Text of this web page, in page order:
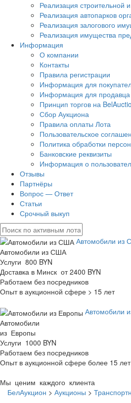
Реализация строительной
Реализация автопарков
Реализация залогового
Реализация имущества
Информация
О компании
Контакты
Правила регистрации
Информация для
Информация для продавца
Принцип торгов на
Сбор Аукциона
Правила оплаты Лота
Пользовательское
Политика обработки
Банковские реквизиты
Информация о
Отзывы
Партнёры
Вопрос — Ответ
Статьи
Срочный выкуп
Автомобили из
Автомобили из США
Услуги 800 BYN
Доставка в Минск от 2400 BYN
Работаем без посредников
Опыт в аукционной сфере > 15 лет
Автомобили
Автомобили
из Европы
Услуги 1000 BYN
Работаем без посредников
Опыт в аукционной сфере более 15 лет
Мы ценим каждого клиента
БелАукцион > Аукционы >